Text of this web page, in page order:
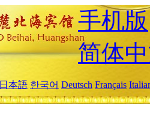
手机版
简体
日本語 한국어 Deutsch Français